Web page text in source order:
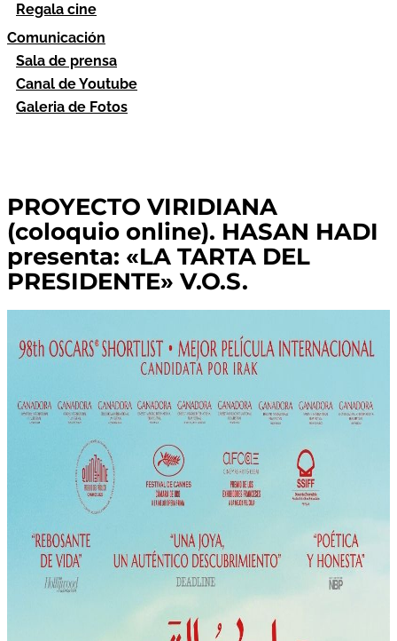
Regala cine
Comunicación
Sala de prensa
Canal de Youtube
Galeria de Fotos
PROYECTO VIRIDIANA
(coloquio online). HASAN HADI
presenta: «LA TARTA DEL
PRESIDENTE» V.O.S.